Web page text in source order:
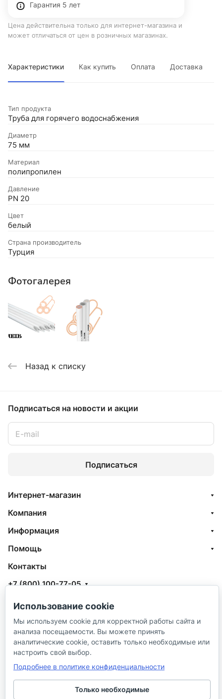
Гарантия 5 лет
Цена действительна только для интернет-магазина и
может отличаться от цен в розничных магазинах.
Характеристики Как купить Оплата Доставка
Тип продукта
Труба для горячего водоснабжения
Диаметр
75 мм
Материал
полипропилен
Давление
PN 20
Цвет
белый
Страна производитель
Турция
Фотогалерея
Назад к списку
Подписаться на новости и акции
Подписаться
Интернет-магазин
Компания
Информация
Помощь
Контакты
+7 (800) 100-77-05
info@aquatehnik.com
г. Краснодар (Центр),
ул. Чкалова, 167
Использование cookie
Мы используем cookie для корректной работы сайта и
анализа посещаемости. Вы можете принять
аналитические cookie, оставить только необходимые или
настроить свой выбор.
Подробнее в политике конфиденциальности
Только необходимые